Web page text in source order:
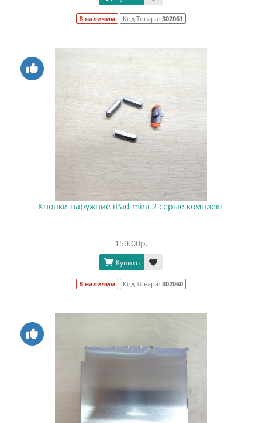
В наличии Код Товара: 302061
Кнопки наружние iPad mini 2 серые комплект
150.00р.
Купить
В наличии Код Товара: 302060